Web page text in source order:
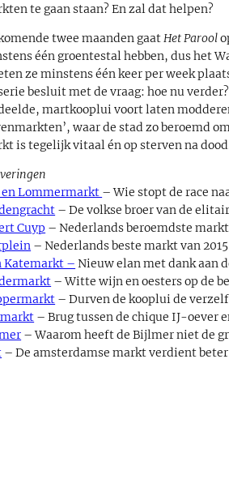
te gaan staan? En zal dat helpen?
twee maanden gaatHet Parool
één groentestal hebben, dus het
ze minstens één keer per week
besluit met de vraag: hoe nu
martkooplui voort laten
waar de stad zo beroemd
is tegelijk vitaal én op sterven na
en Lommermarkt – Wie stopt de race
– De volkse broer van de
Cuyp – Nederlands beroemdste
– Nederlands beste markt van 2015
Katemarkt – Nieuw elan met dank aan
– Witte wijn en oesters op de
– Durven de kooplui de
– Brug tussen de chique IJ-oever
– Waarom heeft de Bijlmer niet de
– De amsterdamse markt verdient beter